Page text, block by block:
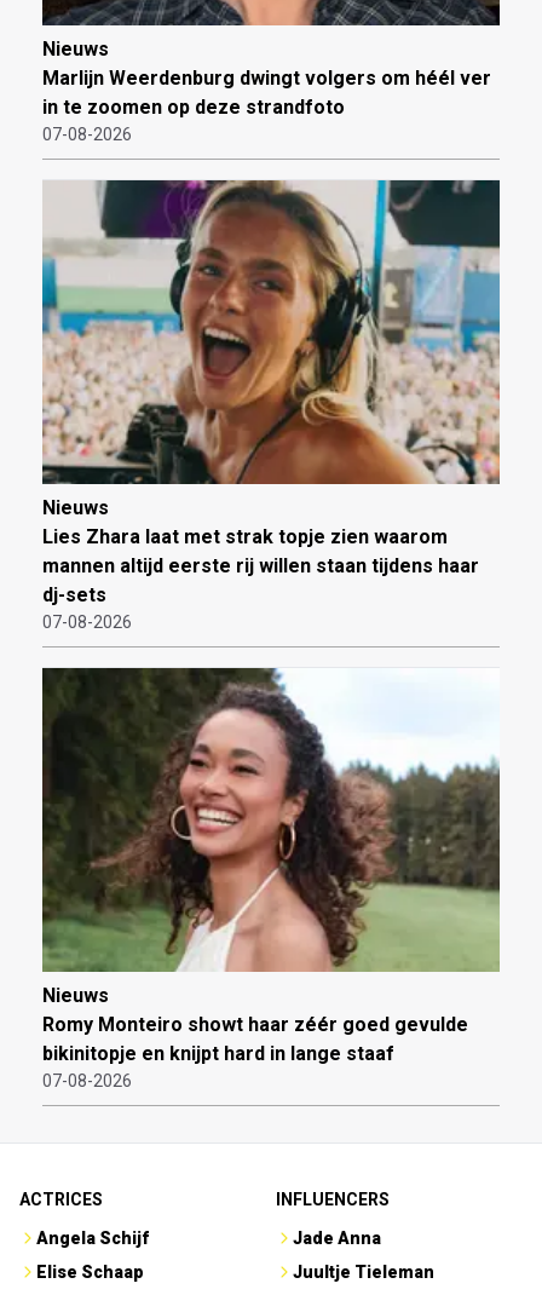
Nieuws
Marlijn Weerdenburg dwingt volgers om héél ver
in te zoomen op deze strandfoto
07-08-2026
Nieuws
Lies Zhara laat met strak topje zien waarom
mannen altijd eerste rij willen staan tijdens haar
dj-sets
07-08-2026
Nieuws
Romy Monteiro showt haar zéér goed gevulde
bikinitopje en knijpt hard in lange staaf
07-08-2026
ACTRICES
Angela Schijf
Elise Schaap
INFLUENCERS
Jade Anna
Juultje Tieleman